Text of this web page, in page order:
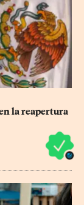
la reapertura